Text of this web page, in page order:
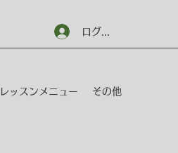
ログイン
レッスンメニュー その他